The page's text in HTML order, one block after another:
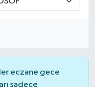
eczane gece
sadece